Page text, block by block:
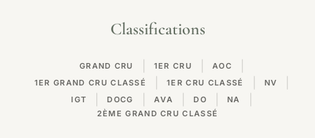
Classifications
GRAND CRU 1ER CRU AOC
1ER GRAND CRU CLASSÉ 1ER CRU CLASSÉ NV
IGT DOCG AVA DO NA
2ÈME GRAND CRU CLASSÉ